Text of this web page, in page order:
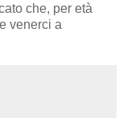
che, per età
venerci a